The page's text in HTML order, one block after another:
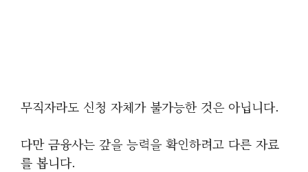
무직자라도 신청 자체가 불가능한 것은 아닙니다.
다만 금융사는 갚을 능력을 확인하려고 다른 자료
를 봅니다.